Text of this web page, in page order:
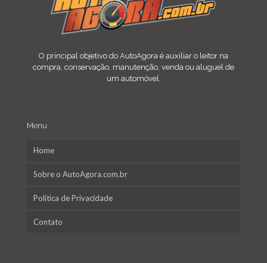
O principal objetivo do AutoAgora é auxiliar o leitor na
compra, conservação, manutenção, venda ou aluguel de
um automóvel.
Menu
Home
Sobre o AutoAgora.com.br
Política de Privacidade
Contato